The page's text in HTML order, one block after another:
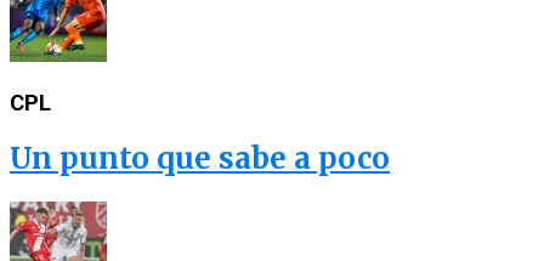
CPL
Un punto que sabe a poco